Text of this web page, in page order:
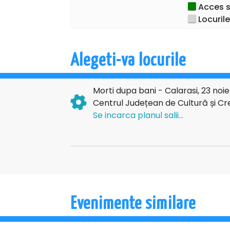
socrului,
dispărut?!
Gravitând
necunoscute
interesul
Acces
Alegeti-va locurile
Morti dupa bani - Calarasi, 23
Centrul Județean de Cultură și
Se incarca planul salii...
Evenimente similare